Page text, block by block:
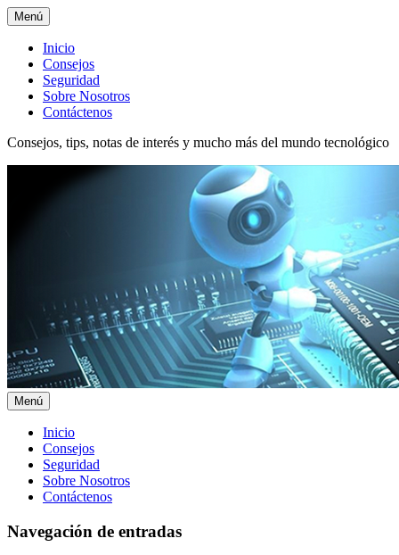
Menú
Menú
superior
Inicio
Consejos
Seguridad
Sobre Nosotros
Contáctenos
Consejos, tips, notas de interés y mucho más del mundo tecnológico
Menú
Menú
principal
Inicio
Consejos
Seguridad
Sobre Nosotros
Contáctenos
Navegación de entradas